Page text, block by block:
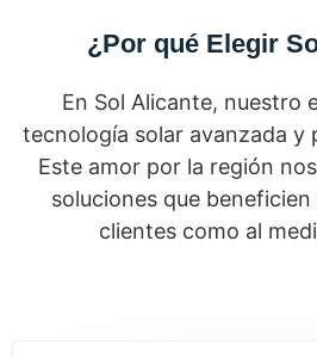
¿Por qué Elegir
En Sol Alicante, nuestro
tecnología solar avanzada y
Este amor por la región
soluciones que
clientes como al